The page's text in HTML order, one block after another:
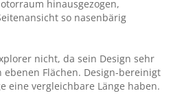
hinausgezogen,
so nasenbärig
nicht, da sein Design sehr
Flächen. Design-bereinigt
eine vergleichbare Länge haben.